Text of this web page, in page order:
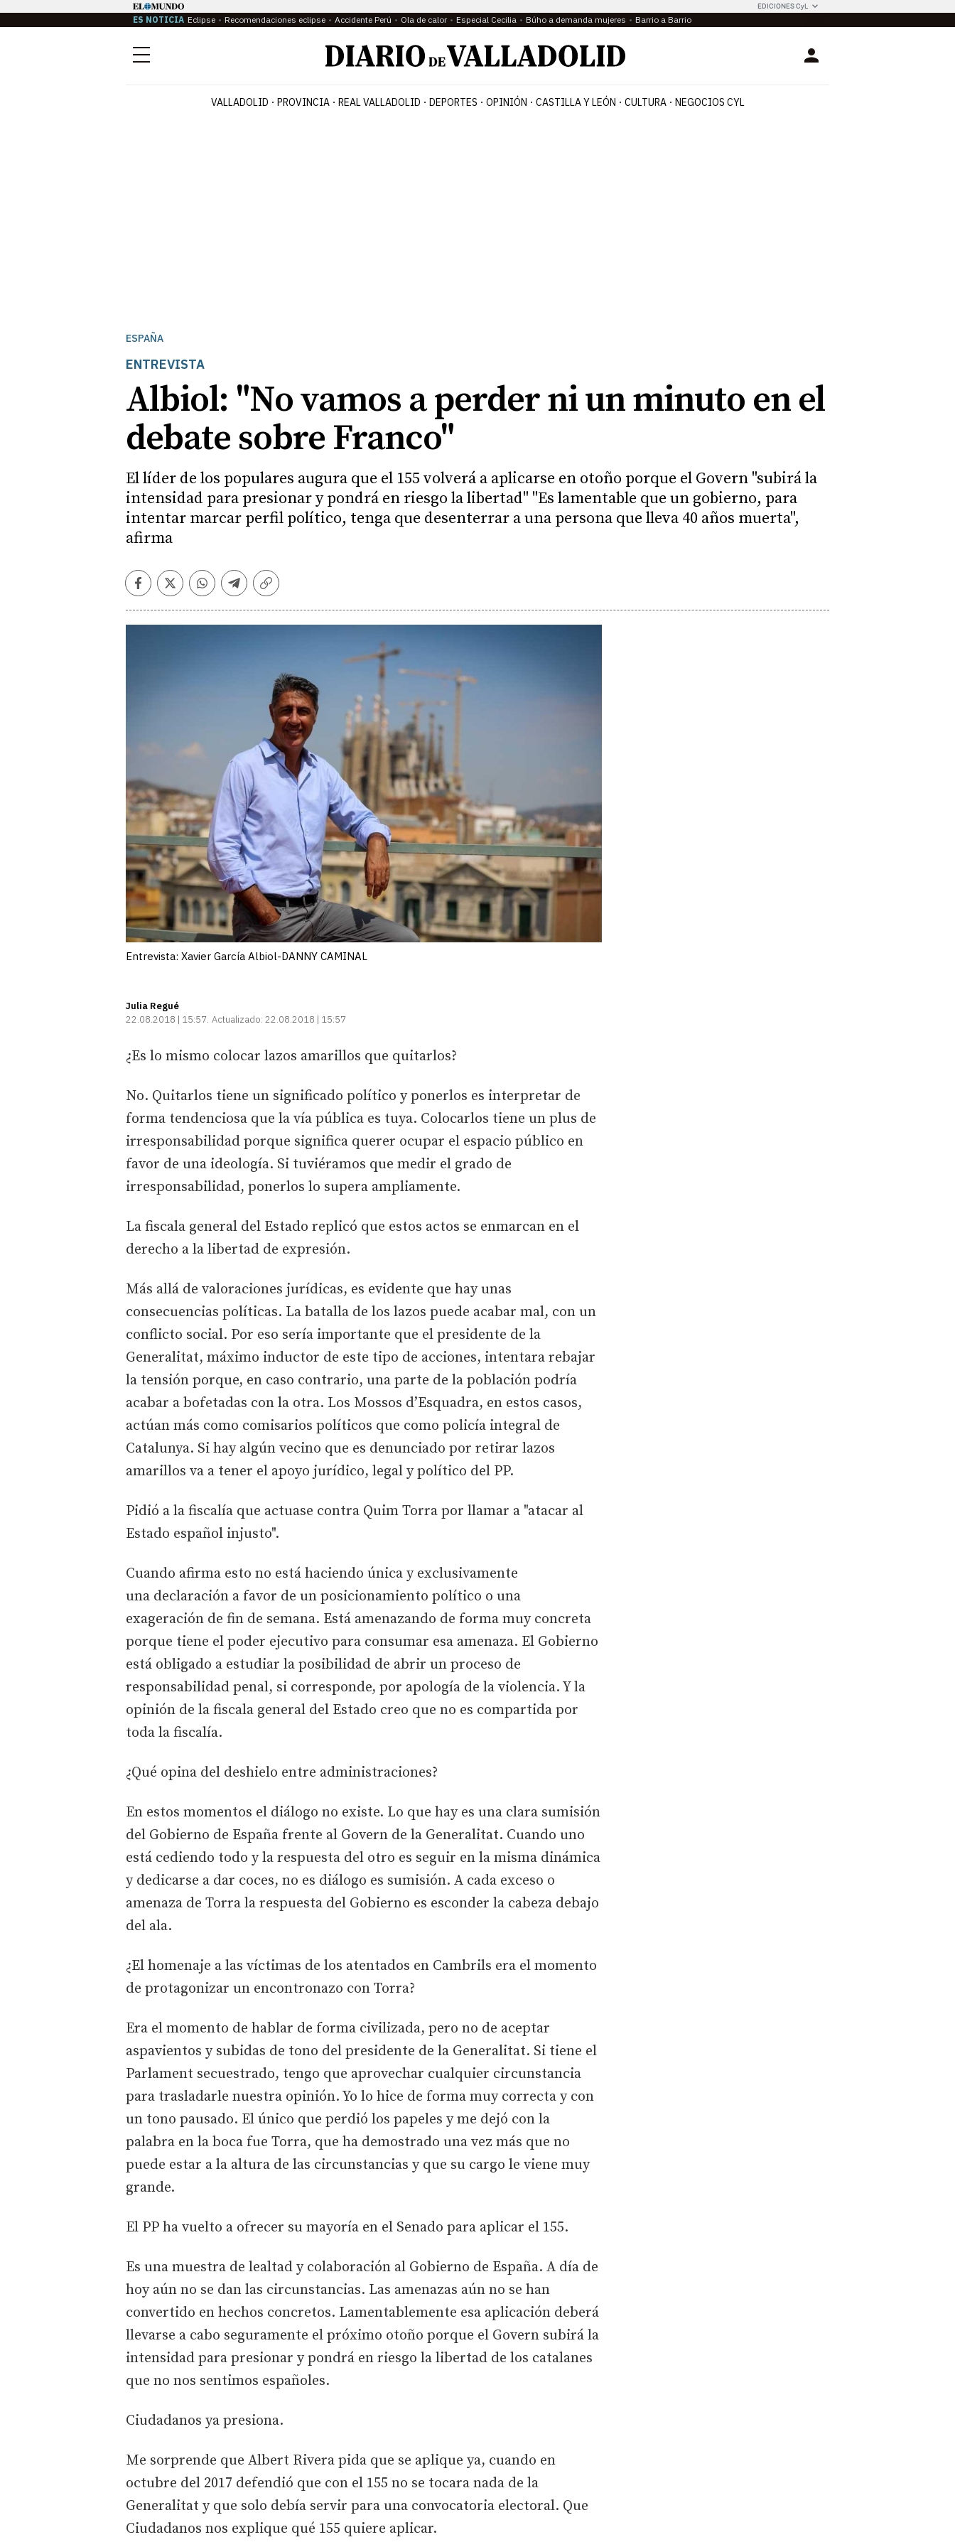
EDICIONES CyL
ES NOTICIA Eclipse Recomendaciones eclipse Accidente Perú Ola de calor Especial Cecilia Búho a demanda mujeres Barrio a Barrio
Menú Login
VALLADOLID PROVINCIA REAL VALLADOLID DEPORTES OPINIÓN CASTILLA Y LEÓN CULTURA NEGOCIOS CYL
ESPAÑA
ENTREVISTA
Albiol: "No vamos a perder ni un minuto en el
debate sobre Franco"
El líder de los populares augura que el 155 volverá a aplicarse en otoño porque el Govern "subirá la
intensidad para presionar y pondrá en riesgo la libertad" "Es lamentable que un gobierno, para
intentar marcar perfil político, tenga que desenterrar a una persona que lleva 40 años muerta",
afirma
Facebook
TwitterWhatsapp
Telegram
Copiar
Entrevista: Xavier García Albiol-DANNY CAMINAL
Julia Regué
22.08.2018 | 15:57 Actualizado: 22.08.2018 | 15:57
¿Es lo mismo colocar lazos amarillos que quitarlos?
No. Quitarlos tiene un significado político y ponerlos es interpretar de
forma tendenciosa que la vía pública es tuya. Colocarlos tiene un plus de
irresponsabilidad porque significa querer ocupar el espacio público en
favor de una ideología. Si tuviéramos que medir el grado de
irresponsabilidad, ponerlos lo supera ampliamente.
La fiscala general del Estado replicó que estos actos se enmarcan en el
derecho a la libertad de expresión.
Más allá de valoraciones jurídicas, es evidente que hay unas
consecuencias políticas. La batalla de los lazos puede acabar mal, con un
conflicto social. Por eso sería importante que el presidente de la
Generalitat, máximo inductor de este tipo de acciones, intentara rebajar
la tensión porque, en caso contrario, una parte de la población podría
acabar a bofetadas con la otra. Los Mossos d’Esquadra, en estos casos,
actúan más como comisarios políticos que como policía integral de
Catalunya. Si hay algún vecino que es denunciado por retirar lazos
amarillos va a tener el apoyo jurídico, legal y político del PP.
Pidió a la fiscalía que actuase contra Quim Torra por llamar a "atacar al
Estado español injusto".
Cuando afirma esto no está haciendo única y exclusivamente
una declaración a favor de un posicionamiento político o una
exageración de fin de semana. Está amenazando de forma muy concreta
porque tiene el poder ejecutivo para consumar esa amenaza. El Gobierno
está obligado a estudiar la posibilidad de abrir un proceso de
responsabilidad penal, si corresponde, por apología de la violencia. Y la
opinión de la fiscala general del Estado creo que no es compartida por
toda la fiscalía.
¿Qué opina del deshielo entre administraciones?
En estos momentos el diálogo no existe. Lo que hay es una clara sumisión
del Gobierno de España frente al Govern de la Generalitat. Cuando uno
está cediendo todo y la respuesta del otro es seguir en la misma dinámica
y dedicarse a dar coces, no es diálogo es sumisión. A cada exceso o
amenaza de Torra la respuesta del Gobierno es esconder la cabeza debajo
del ala.
¿El homenaje a las víctimas de los atentados en Cambrils era el momento
de protagonizar un encontronazo con Torra?
Era el momento de hablar de forma civilizada, pero no de aceptar
aspavientos y subidas de tono del presidente de la Generalitat. Si tiene el
Parlament secuestrado, tengo que aprovechar cualquier circunstancia
para trasladarle nuestra opinión. Yo lo hice de forma muy correcta y con
un tono pausado. El único que perdió los papeles y me dejó con la
palabra en la boca fue Torra, que ha demostrado una vez más que no
puede estar a la altura de las circunstancias y que su cargo le viene muy
grande.
El PP ha vuelto a ofrecer su mayoría en el Senado para aplicar el 155.
Es una muestra de lealtad y colaboración al Gobierno de España. A día de
hoy aún no se dan las circunstancias. Las amenazas aún no se han
convertido en hechos concretos. Lamentablemente esa aplicación deberá
llevarse a cabo seguramente el próximo otoño porque el Govern subirá la
intensidad para presionar y pondrá en riesgo la libertad de los catalanes
que no nos sentimos españoles.
Ciudadanos ya presiona.
Me sorprende que Albert Rivera pida que se aplique ya, cuando en
octubre del 2017 defendió que con el 155 no se tocara nada de la
Generalitat y que solo debía servir para una convocatoria electoral. Que
Ciudadanos nos explique qué 155 quiere aplicar.